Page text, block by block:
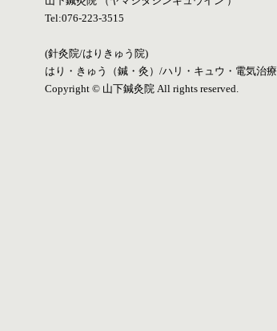
Tel:076-223-3515
(針灸院/はりきゅう院)
はり・きゅう（鍼・灸）/ハリ・キュウ・電気治療
Copyright © 山下鍼灸院 All rights reserved.